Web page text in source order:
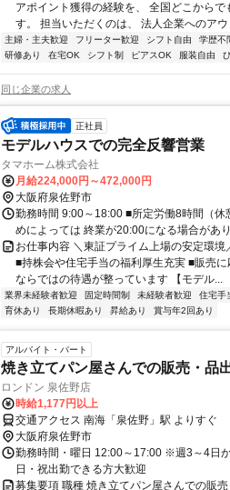
アポイント獲得の経験を、 全国どこから
す。 担当いただくのは、 法人企業へのアウ
主婦・主夫歓迎 フリーター歓迎 シフト自由 学歴不
研修あり
在宅OK シフト制 ピアスOK 服装自由
同じ企業の求人
正社員
モデルハウスでの完全反響営業
タマホーム株式会社
月給224,000円～472,000円
大阪府泉佐野市
勤務時間 9:00～18:00 ■所定労働8時間（
めによっては 終業が20:00になる場合があ
お仕事内容 ＼東証プライム上場の安定環
■持株会や住宅手当の福利厚生充実 ■販売
ならではの待遇が整っています 【モデル...
業界未経験者歓迎 固定時間制 未経験者歓迎 住宅手
育休あり
長期休暇あり 昇給あり 賞与年2回あり
アルバイト・パート
焼き立てパン屋さんでの販売・品
ロンドン 泉佐野店
時給1,177円以上
交通アクセス 南海「泉佐野」駅 よりすぐ
大阪府泉佐野市
勤務時間・曜日 12:00～17:00 ※週3～4日
日・祝出勤できる方大歓迎
募集要項 職種 焼き立てパン屋さんでの販